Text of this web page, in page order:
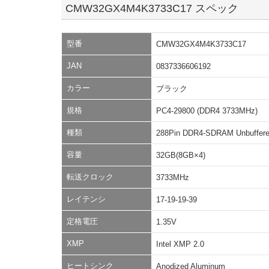
CMW32GX4M4K3733C17 スペック
型番 CMW32GX4M4K3733C17
JAN 0837336606192
カラー ブラック
規格 PC4-29800 (DDR4 3733MHz)
種類 288Pin DDR4-SDRAM
容量 32GB(8GB×4)
転送クロック 3733MHz
レイテンシ 17-19-19-39
定格電圧 1.35V
XMP Intel XMP 2.0
ヒートシンク Anodized Aluminum